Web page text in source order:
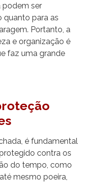
podem ser
quanto para as
Portanto, a
e organização é
faz uma grande
é fundamental
contra os
do tempo, como
mesmo poeira,